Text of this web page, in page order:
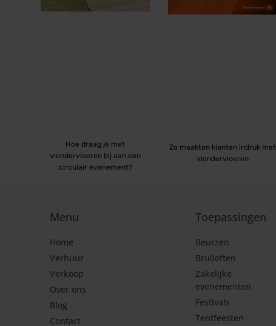
Hoe draag je met
vlondervloeren bij aan een
circulair evenement?
Zo maakten klanten indruk met
vlondervloeren
Menu
Home
Verhuur
Verkoop
Over ons
Blog
Contact
Toepassingen
Beurzen
Bruiloften
Zakelijke
evenementen
Festivals
Tentfeesten